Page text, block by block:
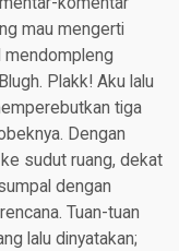
mau mengerti
mendompleng
Plakk! Aku lalu
tiga
Dengan
sudut ruang, dekat
dengan
Tuan-tuan
lalu dinyatakan;